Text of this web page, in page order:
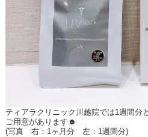
ティアラクリニック川越院では1週間分
ご用意があります☻
(写真 右：1ヶ月分 左：1週間分)